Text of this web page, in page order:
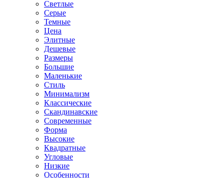
Светлые
Серые
Темные
Цена
Элитные
Дешевые
Размеры
Большие
Маленькие
Стиль
Минимализм
Классические
Скандинавские
Современные
Форма
Высокие
Квадратные
Угловые
Низкие
Особенности